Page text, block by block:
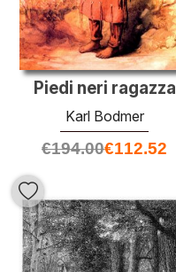
Piedi neri ragazza
Karl Bodmer
€194.00€112.52